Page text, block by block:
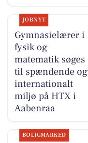
JOBNYT
Gymnasielærer i
fysik og
matematik søges
til spændende og
internationalt
miljø på HTX i
Aabenraa
BOLIGMARKED